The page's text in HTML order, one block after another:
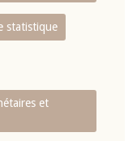
statistique
et